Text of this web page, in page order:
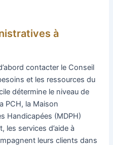
à
contacter le Conseil
et les ressources du
détermine le niveau de
PCH, la Maison
Handicapées (MDPH)
les services d’aide à
leurs clients dans